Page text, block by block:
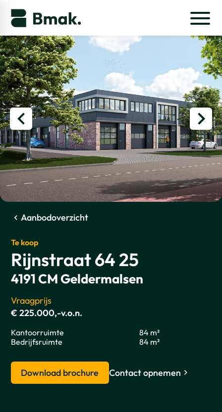
Aanbodoverzicht
Te koop
Rijnstraat 64 25
4191 CM Geldermalsen
Vraagprijs
€ 225.000,-v.o.n.
Kantoorruimte
84 m²
Bedrijfsruimte
84 m²
Download brochure Contact opnemen